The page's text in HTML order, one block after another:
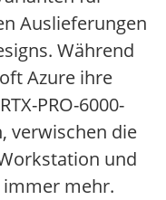
Auslieferungen
Während
Azure ihre
PRO-6000-
verwischen die
und
mehr.